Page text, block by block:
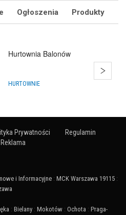
Ogłoszenia Produkty
Kurs Animatora
SZKOLENIA I KURSY
Prywatności
Regulamin
Reklama
i Informacyjne : MCK Warszawa 19115 :
: Bielany : Mokotów : Ochota : Praga-